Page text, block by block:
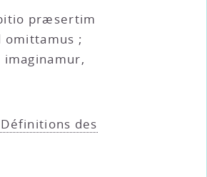
præsertim
omittamus ;
des